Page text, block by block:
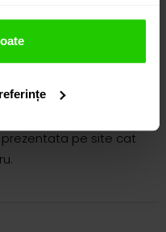
pe site cat